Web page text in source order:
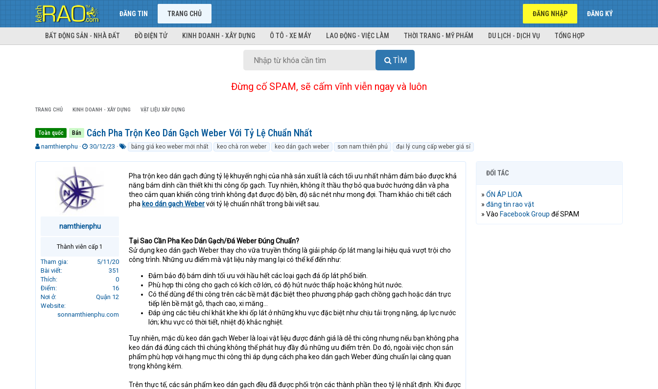
ĐĂNG TIN TRANG CHỦ ĐĂNG NHẬP ĐĂNG KÝ
BẤT ĐỘNG SẢN - NHÀ ĐẤT ĐỒ ĐIỆN TỬ KINH DOANH - XÂY DỰNG Ô TÔ - XE MÁY LAO ĐỘNG - VIỆC LÀM THỜI TRANG - MỸ PHẨM DU LỊCH - DỊCH VỤ TỔNG HỢP
TÌM
Đừng cố SPAM, sẽ cấm vĩnh viễn ngay và luôn
TRANG CHỦ KINH DOANH - XÂY DỰNG VẬT LIỆU XÂY DỰNG
Toàn quốc Bán Cách Pha Trộn Keo Dán Gạch Weber Với Tỷ Lệ Chuẩn Nhất
T
r
namthienphu
N
à
g
ử
i
30/12/23
k
h
a
bảng giá keo weber mới nhất keo chà ron weber keo dán gạch weber sơn nam thiên phú đại lý cung cấp weber giá sỉ
namthienphu
Thành viên cấp 1
Tham gia
5/11/20
Bài viết
351
Thích
0
Điểm
16
Nơi ở
Quận 12
Website
sonnamthienphu.com
Pha trộn keo dán gạch đúng tỷ lệ khuyến nghị của nhà sản xuất là cách tối ưu nhất nhằm đảm bảo được khả
năng bám dính cần thiết khi thi công ốp gạch. Tuy nhiên, không ít thầu thợ bỏ qua bước hướng dẫn và pha
theo cảm quan khiến công trình không đạt được độ bền, độ sắc nét như mong đợi. Tham khảo chi tiết cách
pha keo dán gạch Webervới tỷ lệ chuẩn nhất trong bài viết sau.
Tại Sao Cần Pha Keo Dán Gạch/Đá Weber Đúng Chuẩn?
Sử dụng keo dán gạch Weber thay cho vữa truyền thống là giải pháp ốp lát mang lại hiệu quả vượt trội cho
công trình. Những ưu điểm mà vật liệu này mang lại có thể kể đến như:
Đảm bảo độ bám dính tối ưu với hầu hết các loại gạch đá ốp lát phổ biến.
Phù hợp thi công cho gạch có kích cỡ lớn, có độ hút nước thấp hoặc không hút nước.
Có thể dùng để thi công trên các bề mặt đặc biệt theo phương pháp gạch chồng gạch hoặc dán trực
tiếp lên bề mặt gỗ, thạch cao, xi măng…
Đáp ứng các tiêu chí khắt khe khi ốp lát ở những khu vực đặc biệt như chịu tải trọng nặng, áp lực nước
lớn; khu vực có thời tiết, nhiệt độ khắc nghiệt.
Tuy nhiên, mặc dù keo dán gạch Weber là loại vật liệu được đánh giá là dễ thi công nhưng nếu bạn không pha
keo dán đá đúng cách thì chúng không thể phát huy đầy đủ những ưu điểm trên. Do đó, ngoài việc chọn sản
phẩm phù hợp với hạng mục thi công thì áp dụng cách pha keo dán gạch Weber đúng chuẩn lại càng quan
trọng không kém.
Trên thực tế, các sản phẩm keo dán gạch đều đã được phối trộn các thành phần theo tỷ lệ nhất định. Khi được
ĐỐI TÁC
» ỔN ÁP LIOA
» đăng tin rao vặt
» Vào Facebook Group để SPAM